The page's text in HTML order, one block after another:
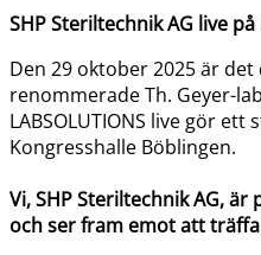
SHP Steriltechnik AG live på
Den 29 oktober 2025 är det
renommerade Th. Geyer-
LABSOLUTIONS live gör ett
Kongresshalle Böblingen.
Vi, SHP Steriltechnik AG,
och ser fram emot att